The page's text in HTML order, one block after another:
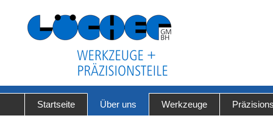
Startseite Über uns Werkzeuge